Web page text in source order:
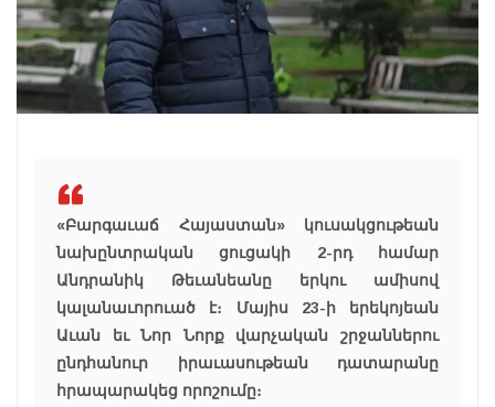
«Բարգաւաճ Հայաստան» կուսակցութեան
նախընտրական ցուցակի 2-րդ համար
Անդրանիկ Թեւանեանը երկու ամիսով
կալանաւորուած է։ Մայիս 23-ի երեկոյեան
Աւան եւ Նոր Նորք վարչական շրջաններու
ընդհանուր իրաւասութեան դատարանը
հրապարակեց որոշումը։